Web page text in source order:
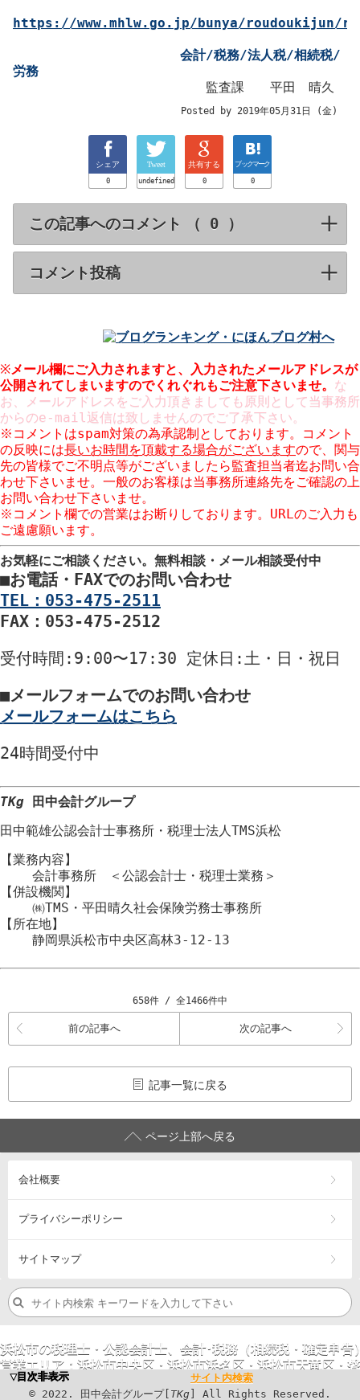
▼目次非表示
サイト内検索
© 2022 . 田中会計グループ[ TKg ] All Rights Reserved.
https://www.mhlw.go.jp/bunya/roudoukijun/
会計/税務/法人税/相続税/
労務
監査課 平田 晴久
Posted by 2019年05月31日 (金)
シェア
0
Tweet
undefined
共有する
0
ブックマーク
0
この記事へのコメント （ ） click to
コメント投稿click to expand contents
※メール欄にご入力されますと、入力された メールアドレスが
公開 されてしまいますのでくれぐれもご注意下さいませ。 な
お、メールアドレスをご入力頂きましても原則として当事務所
からのe-mail返信は致しませんのでご了承下さい。
※コメントはspam対策の為承認制としております。コメント
の反映には長いお時間を頂戴する場合がございますので、関与
先の皆様でご不明点等がございましたら監査担当者迄お問い合
わせ下さいませ。一般のお客様は当事務所連絡先をご確認の上
お問い合わせ下さいませ。
※コメント欄での営業はお断りしております。URLのご入力も
ご遠慮願います。
お気軽にご相談ください。 無料相談・メール相談受付中
■お電話・FAXでのお問い合わせ
TEL：053-475-2511
FAX：053-475-2512
受付時間 :9:00〜17:30 定休日 :土・日・祝日
■メールフォームでのお問い合わせ
メールフォームはこちら
24時間受付中
TKg 田中会計グループ
田中範雄公認会計士事務所 ・ 税理士法人TMS浜松
【業務内容】
会計事務所 ＜公認会計士・税理士業務＞
【併設機関】
㈱TMS・平田晴久社会保険労務士事務所
【所在地】
静岡県浜松市中央区高林3-12-13
658件 / 全1466件中
前の記事へ 次の記事へ
記事一覧に戻る
ページ上部へ戻る
会社概要
プライバシーポリシー
サイトマップ
浜松市の税理士・公認会計士、会計･税務（相続税・確定申
営業エリア： 浜松市中央区 ・浜松市浜名区 ・浜松市天竜区 ・
©2023. 田中会計グループ[ TKg] All Rights